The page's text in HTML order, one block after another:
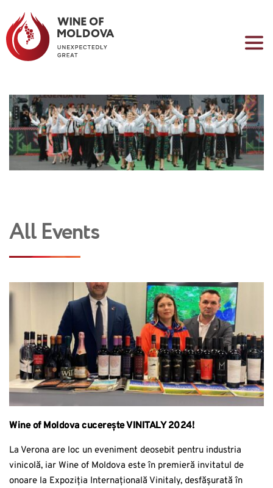
All Events
Wine of Moldova cucerește VINITALY 2024!
La Verona are loc un eveniment deosebit pentru industria
vinicolă, iar Wine of Moldova este în premieră invitatul de
onoare la Expoziția Internațională Vinitaly, desfășurată în